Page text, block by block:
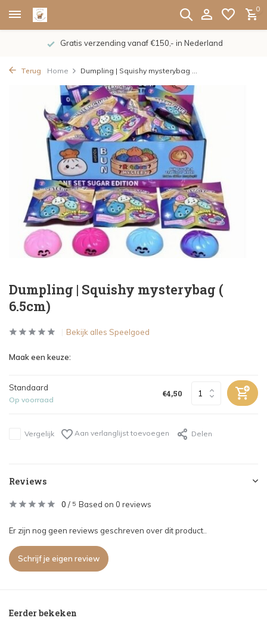
0
Gratis verzending vanaf €150,- in Nederland
Terug Home Dumpling | Squishy mysterybag ...
Dumpling | Squishy mysterybag (
6.5cm)
Bekijk alles Speelgoed
Maak een keuze:
Standaard
Op voorraad
€4,50
Vergelijk Aan verlanglijst toevoegen Delen
Reviews
0 / 5 Based on 0 reviews
Er zijn nog geen reviews geschreven over dit product..
Schrijf je eigen review
Eerder bekeken